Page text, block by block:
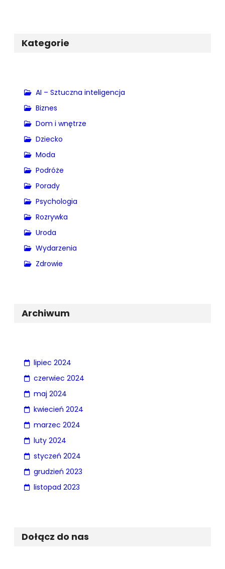
Kategorie
AI – Sztuczna inteligencja
Biznes
Dom i wnętrze
Dziecko
Moda
Podróże
Porady
Psychologia
Rozrywka
Uroda
Wydarzenia
Zdrowie
Archiwum
lipiec 2024
czerwiec 2024
maj 2024
kwiecień 2024
marzec 2024
luty 2024
styczeń 2024
grudzień 2023
listopad 2023
Dołącz do nas